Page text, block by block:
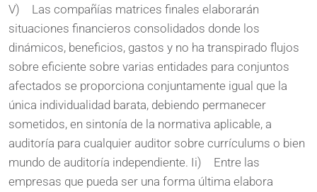
V) Las compañías matrices finales elaborarán
situaciones financieros consolidados donde los
dinámicos, beneficios, gastos y no ha transpirado flujos
sobre eficiente sobre varias entidades para conjuntos
afectados se proporciona conjuntamente igual que la
única individualidad barata, debiendo permanecer
sometidos, en sintonía de la normativa aplicable, a
auditoría para cualquier auditor sobre currículums o bien
mundo de auditoría independiente. Ii) Entre las
empresas que pueda ser una forma última elabora